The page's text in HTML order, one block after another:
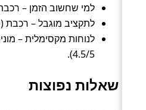
למי שחשוב הזמן – רכבת
לתקציב מוגבל – רכבת (סביב 110 ₪
לנוחות מקסימלית –
4.5/5).
שאלות נפוצות